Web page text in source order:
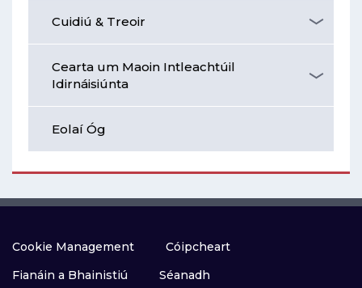
Cuidiú & Treoir
Cearta um Maoin Intleachtúil
Idirnáisiúnta
Eolaí Óg
Cookie Management
Cóipcheart
Fianáin a Bhainistiú
Séanadh